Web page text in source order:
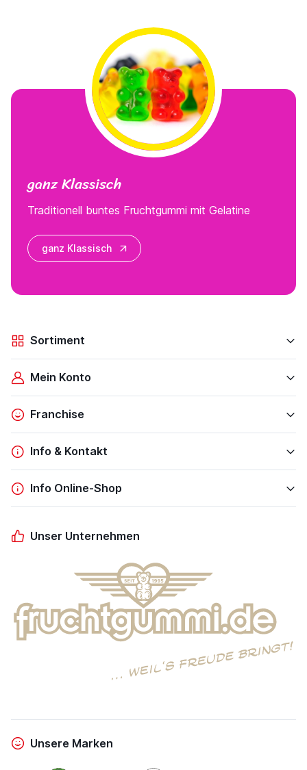
ganz Klassisch
Traditionell buntes Fruchtgummi mit Gelatine
ganz Klassisch
Sortiment
Mein Konto
Franchise
Info & Kontakt
Info Online-Shop
Unser Unternehmen
Unsere Marken